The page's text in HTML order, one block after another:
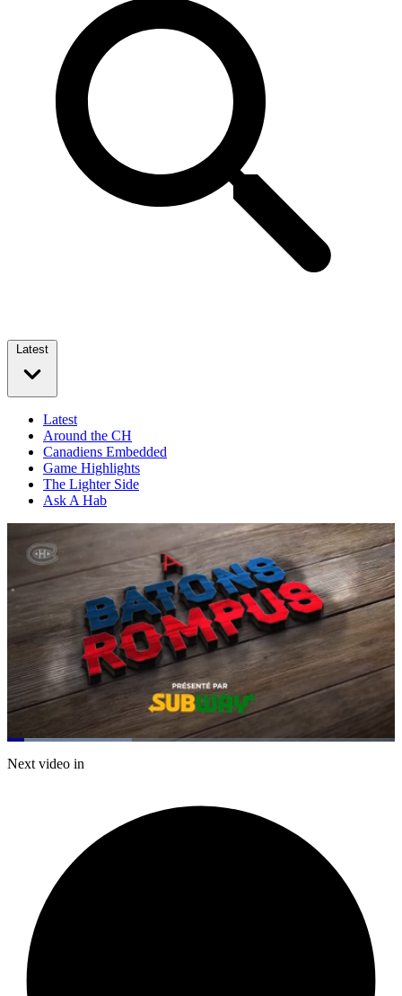
Latest
Latest
Around the CH
Canadiens Embedded
Game Highlights
The Lighter Side
Ask A Hab
Pause Mute
Loaded:
32.27%
Next video in